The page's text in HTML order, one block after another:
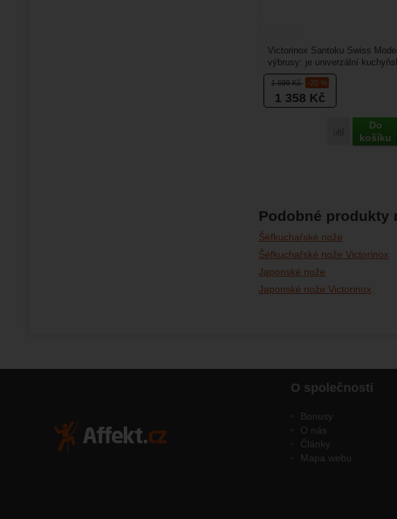
1 699Kč -20 %
1 358 Kč
Porovnat
Do
košíku
Victorinox Santoku Swiss
výbrusy: je univerzální
populárním santoku tvaru,...
Podobné produkty
Šéfkuchařské nože
Šéfkuchařské nože Victorinox
Japonské nože
Japonské nože Victorinox
O společnosti
Bonusy
O nás
Články
Mapa webu